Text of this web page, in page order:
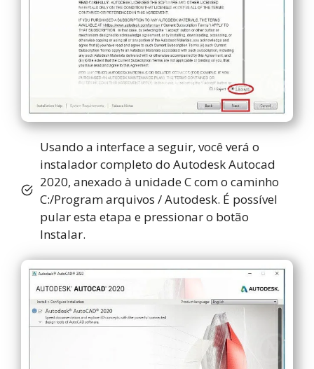
Usando a interface a seguir, você verá o
instalador completo do Autodesk Autocad
2020, anexado à unidade C com o caminho
C:/Program arquivos / Autodesk. É possível
pular esta etapa e pressionar o botão
Instalar.